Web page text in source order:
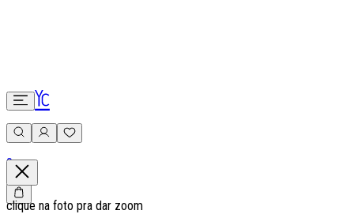
0
clique na foto pra dar zoom